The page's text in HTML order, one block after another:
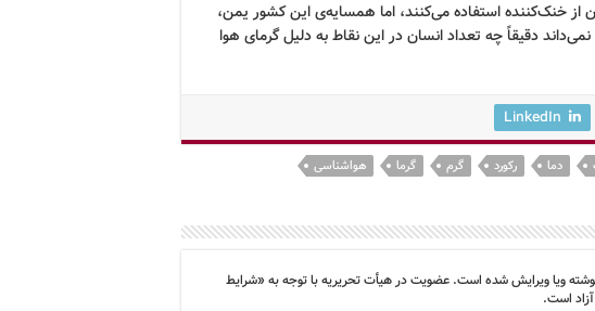
خنک‌کننده استفاده می‌کنند، اما همسایه‌ی این کشور یمن،
دقیقاً چه تعداد انسان در این نقاط به دلیل گرمای هوا
LinkedIn
دما رکورد گرم گرما هواشناسی
ویا ویرایش شده است. عضویت در هیأت تحریریه با توجه به «شرایط
است.